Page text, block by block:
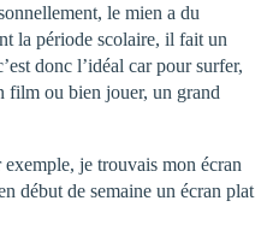
le mien a du
la période scolaire, il fait un
donc l’idéal car pour surfer,
film ou bien jouer, un grand
je trouvais mon écran
début de semaine un écran plat